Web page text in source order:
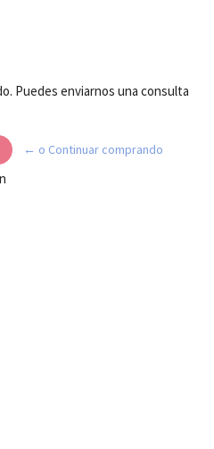
Puedes enviarnos una consulta
← o Continuar comprando